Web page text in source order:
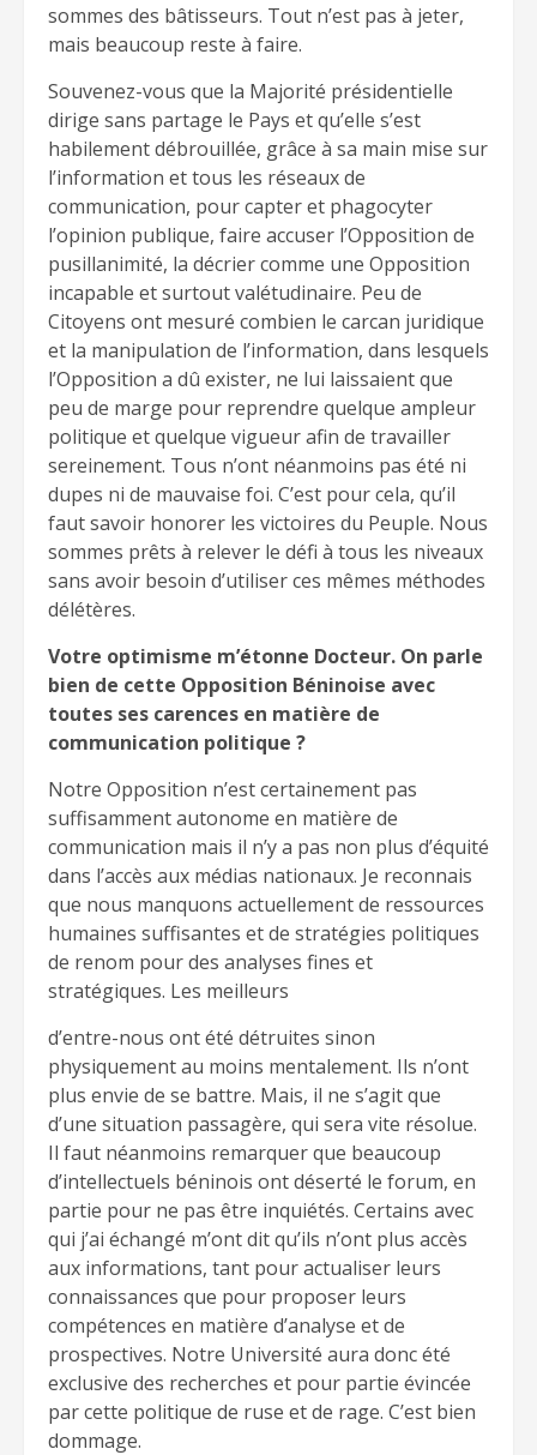
sommes des bâtisseurs. Tout n’est pas à jeter,
mais beaucoup reste à faire.
Souvenez-vous que la Majorité présidentielle
dirige sans partage le Pays et qu’elle s’est
habilement débrouillée, grâce à sa main mise sur
l’information et tous les réseaux de
communication, pour capter et phagocyter
l’opinion publique, faire accuser l’Opposition de
pusillanimité, la décrier comme une Opposition
incapable et surtout valétudinaire. Peu de
Citoyens ont mesuré combien le carcan juridique
et la manipulation de l’information, dans lesquels
l’Opposition a dû exister, ne lui laissaient que
peu de marge pour reprendre quelque ampleur
politique et quelque vigueur afin de travailler
sereinement. Tous n’ont néanmoins pas été ni
dupes ni de mauvaise foi. C’est pour cela, qu’il
faut savoir honorer les victoires du Peuple. Nous
sommes prêts à relever le défi à tous les niveaux
sans avoir besoin d’utiliser ces mêmes méthodes
délétères.
Votre optimisme m’étonne Docteur. On parle
bien de cette Opposition Béninoise avec
toutes ses carences en matière de
communication politique ?
Notre Opposition n’est certainement pas
suffisamment autonome en matière de
communication mais il n’y a pas non plus d’équité
dans l’accès aux médias nationaux. Je reconnais
que nous manquons actuellement de ressources
humaines suffisantes et de stratégies politiques
de renom pour des analyses fines et
stratégiques. Les meilleurs
d’entre-nous ont été détruites sinon
physiquement au moins mentalement. Ils n’ont
plus envie de se battre. Mais, il ne s’agit que
d’une situation passagère, qui sera vite résolue.
Il faut néanmoins remarquer que beaucoup
d’intellectuels béninois ont déserté le forum, en
partie pour ne pas être inquiétés. Certains avec
qui j’ai échangé m’ont dit qu’ils n’ont plus accès
aux informations, tant pour actualiser leurs
connaissances que pour proposer leurs
compétences en matière d’analyse et de
prospectives. Notre Université aura donc été
exclusive des recherches et pour partie évincée
par cette politique de ruse et de rage. C’est bien
dommage.